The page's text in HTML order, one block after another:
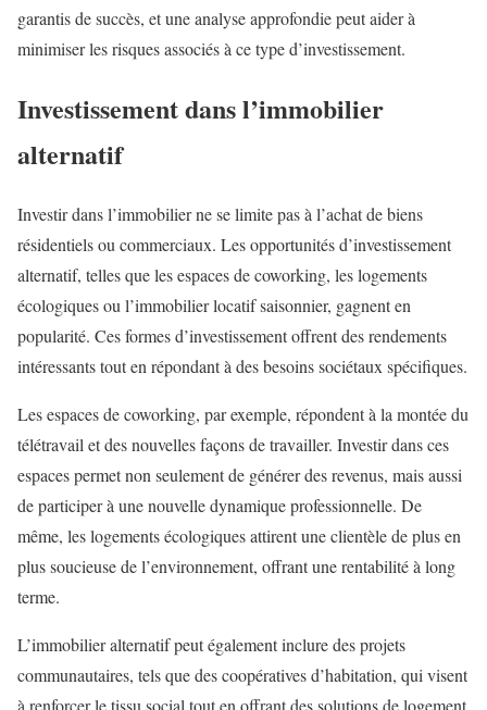
garantis de succès, et une analyse approfondie peut aider à
minimiser les risques associés à ce type d’investissement.
Investissement dans l’immobilier
alternatif
Investir dans l’immobilier ne se limite pas à l’achat de biens
résidentiels ou commerciaux. Les opportunités d’investissement
alternatif, telles que les espaces de coworking, les logements
écologiques ou l’immobilier locatif saisonnier, gagnent en
popularité. Ces formes d’investissement offrent des rendements
intéressants tout en répondant à des besoins sociétaux spécifiques.
Les espaces de coworking, par exemple, répondent à la montée du
télétravail et des nouvelles façons de travailler. Investir dans ces
espaces permet non seulement de générer des revenus, mais aussi
de participer à une nouvelle dynamique professionnelle. De
même, les logements écologiques attirent une clientèle de plus en
plus soucieuse de l’environnement, offrant une rentabilité à long
terme.
L’immobilier alternatif peut également inclure des projets
communautaires, tels que des coopératives d’habitation, qui visent
à renforcer le tissu social tout en offrant des solutions de logement